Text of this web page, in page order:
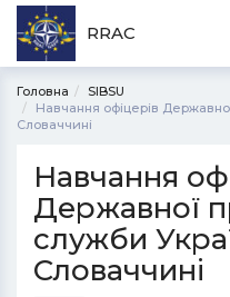
RRAC
Головна
SIBSU
Навчання офіцерів
Словаччині
Навчання
Державної
служби
Словаччині